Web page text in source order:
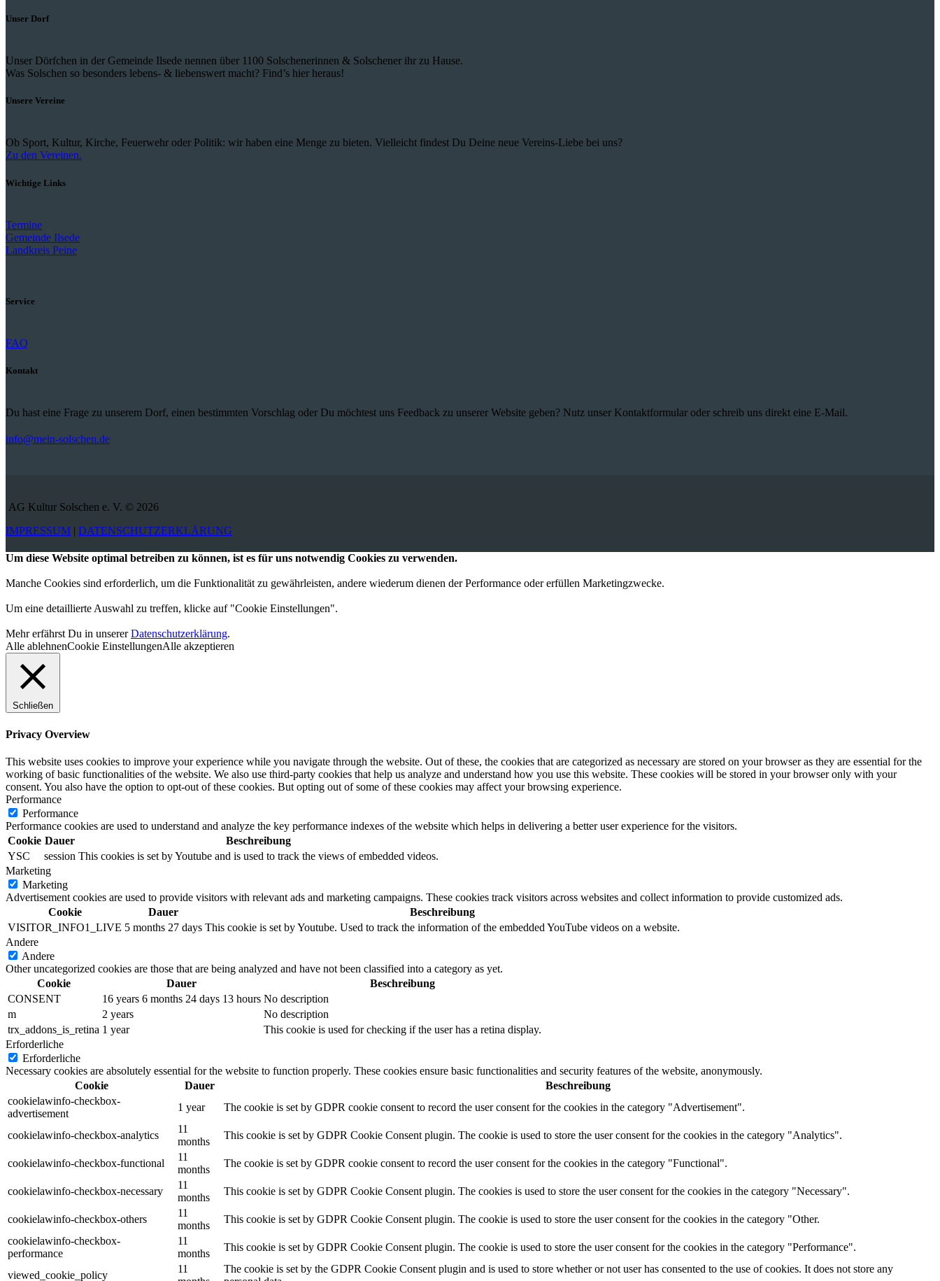
Unser Dorf
Unser Dörfchen in der Gemeinde Ilsede nennen über 1100 Solschenerinnen & Solschener ihr zu Hause.
Was Solschen so besonders lebens- & liebenswert macht? Find’s hier heraus!
Unsere Vereine
Ob Sport, Kultur, Kirche, Feuerwehr oder Politik: wir haben eine Menge zu bieten. Vielleicht findest Du Deine neue Vereins-Liebe bei uns?
Zu den Vereinen.
Wichtige Links
Termine
Gemeinde Ilsede
Landkreis Peine
Service
FAQ
Kontakt
Du hast eine Frage zu unserem Dorf, einen bestimmten Vorschlag oder Du möchtest uns Feedback zu unserer Website geben? Nutz unser Kontaktformular oder schreib uns direkt eine E-Mail.
info@mein-solschen.de
AG Kultur Solschen e. V. © 2026
IMPRESSUM | DATENSCHUTZERKLÄRUNG
Um diese Website optimal betreiben zu können, ist es für uns notwendig Cookies zu verwenden.
Manche Cookies sind erforderlich, um die Funktionalität zu gewährleisten, andere wiederum dienen der Performance oder erfüllen Marketingzwecke.
Um eine detaillierte Auswahl zu treffen, klicke auf "Cookie Einstellungen".
Mehr erfährst Du in unsererDatenschutzerklärung.
Alle ablehnenCookie EinstellungenAlle akzeptieren
Schließen
Privacy Overview
This website uses cookies to improve your experience while you navigate through the website. Out of these, the cookies that are categorized as necessary are stored on your browser as they are essential for the
working of basic functionalities of the website. We also use third-party cookies that help us analyze and understand how you use this website. These cookies will be stored in your browser only with your
consent. You also have the option to opt-out of these cookies. But opting out of some of these cookies may affect your browsing experience.
Performance
Performance
Performance cookies are used to understand and analyze the key performance indexes of the website which helps in delivering a better user experience for the visitors.
Cookie Dauer
Beschreibung
YSC
session This cookies is set by Youtube and is used to track the views of embedded videos.
Marketing
Marketing
Advertisement cookies are used to provide visitors with relevant ads and marketing campaigns. These cookies track visitors across websites and collect information to provide customized ads.
Cookie
Dauer
Beschreibung
VISITOR_INFO1_LIVE 5 months 27 days This cookie is set by Youtube. Used to track the information of the embedded YouTube videos on a website.
Andere
Andere
Other uncategorized cookies are those that are being analyzed and have not been classified into a category as yet.
Cookie
Dauer
Beschreibung
CONSENT
16 years 6 months 24 days 13 hours No description
m
2 years
No description
trx_addons_is_retina 1 year
This cookie is used for checking if the user has a retina display.
Erforderliche
Erforderliche
Necessary cookies are absolutely essential for the website to function properly. These cookies ensure basic functionalities and security features of the website, anonymously.
Cookie
Dauer
Beschreibung
cookielawinfo-checkbox-
advertisement
1 year The cookie is set by GDPR cookie consent to record the user consent for the cookies in the category "Advertisement".
cookielawinfo-checkbox-analytics
11
months
This cookie is set by GDPR Cookie Consent plugin. The cookie is used to store the user consent for the cookies in the category "Analytics".
cookielawinfo-checkbox-functional
11
months
The cookie is set by GDPR cookie consent to record the user consent for the cookies in the category "Functional".
cookielawinfo-checkbox-necessary
11
months
This cookie is set by GDPR Cookie Consent plugin. The cookies is used to store the user consent for the cookies in the category "Necessary".
cookielawinfo-checkbox-others
11
months
This cookie is set by GDPR Cookie Consent plugin. The cookie is used to store the user consent for the cookies in the category "Other.
cookielawinfo-checkbox-
performance
11
months
This cookie is set by GDPR Cookie Consent plugin. The cookie is used to store the user consent for the cookies in the category "Performance".
viewed_cookie_policy
11
The cookie is set by the GDPR Cookie Consent plugin and is used to store whether or not user has consented to the use of cookies. It does not store any